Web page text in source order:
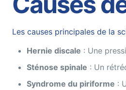
Les causes principales de la
Hernie discale : Une
Sténose spinale : Un
Syndrome du piriforme :